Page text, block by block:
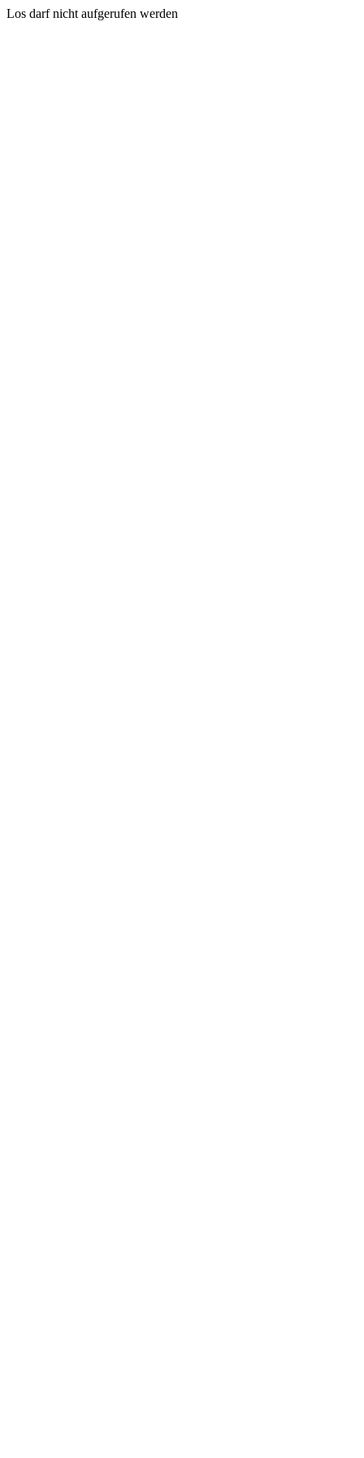
Los darf nicht aufgerufen werden